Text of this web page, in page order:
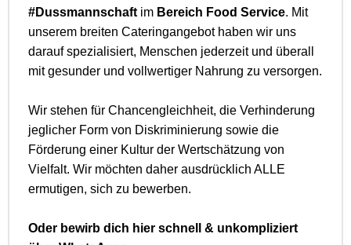
#Dussmannschaft im Bereich Food Service. Mit
unserem breiten Cateringangebot haben wir uns
darauf spezialisiert, Menschen jederzeit und überall
mit gesunder und vollwertiger Nahrung zu versorgen.
Wir stehen für Chancengleichheit, die Verhinderung
jeglicher Form von Diskriminierung sowie die
Förderung einer Kultur der Wertschätzung von
Vielfalt. Wir möchten daher ausdrücklich ALLE
ermutigen, sich zu bewerben.
Oder bewirb dich hier schnell & unkompliziert